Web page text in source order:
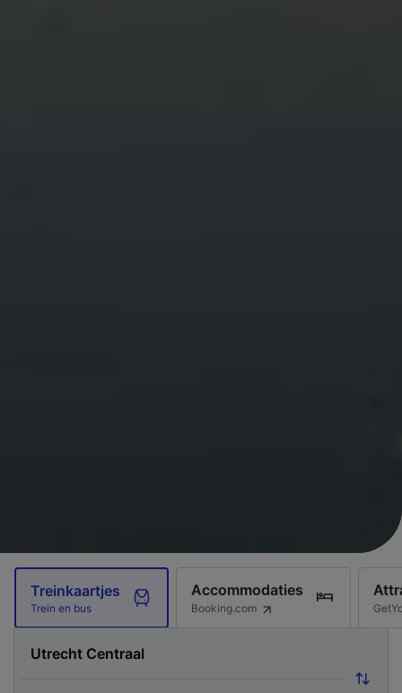
Treinkaartjes
Trein en bus
Accommodaties
Booking.com